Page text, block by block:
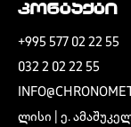
ᲙᲝᲜᲢᲐᲥᲢᲘ
+995 577 02 22 55
032 2 02 22 55
ᲚᲘᲡᲘ | Ე.